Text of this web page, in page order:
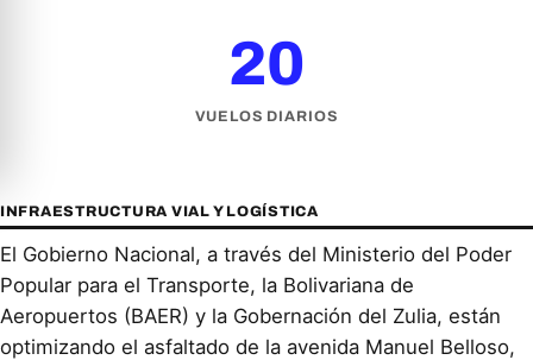
20
VUELOS DIARIOS
INFRAESTRUCTURA VIAL Y LOGÍSTICA
El Gobierno Nacional, a través del Ministerio del Poder
Popular para el Transporte, la Bolivariana de
Aeropuertos (BAER) y la Gobernación del Zulia, están
optimizando el asfaltado de la avenida Manuel Belloso,